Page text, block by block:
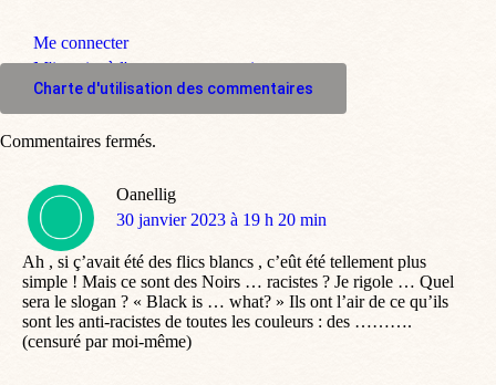
Me connecter
M'inscrire à l'espace commentaire
Charte d'utilisation des commentaires
Oanellig
dit
30 janvier 2023 à 19 h 20 min
Ah , si ç’avait été des flics blancs , c’eût été tellement plus
simple ! Mais ce sont des Noirs … racistes ? Je rigole … Quel
sera le slogan ? « Black is … what? » Ils ont l’air de ce qu’ils
sont les anti-racistes de toutes les couleurs : des ……….
(censuré par moi-même)
Commentaires fermés.